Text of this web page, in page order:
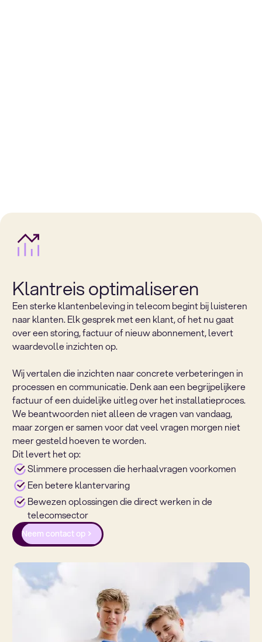
Klantreis optimaliseren
Een sterke klantenbeleving in telecom begint bij luisteren
naar klanten. Elk gesprek met een klant, of het nu gaat
over een storing, factuur of nieuw abonnement, levert
waardevolle inzichten op.
Wij vertalen die inzichten naar concrete verbeteringen in
processen en communicatie. Denk aan een begrijpelijkere
factuur of een duidelijke uitleg over het installatieproces.
We beantwoorden niet alleen de vragen van vandaag,
maar zorgen er samen voor dat veel vragen morgen niet
meer gesteld hoeven te worden.
Dit levert het op:
Slimmere processen die herhaalvragen voorkomen
Een betere klantervaring
Bewezen oplossingen die direct werken in de
telecomsector
Neem contact op